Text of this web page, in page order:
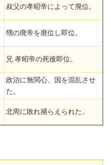
叔父の孝昭帝によって廃位。
甥の廃帝を廃位し即位。
兄 孝昭帝の死後即位。
政治に無関心、国を混乱させ
た。
北周に敗れ捕らえられた。